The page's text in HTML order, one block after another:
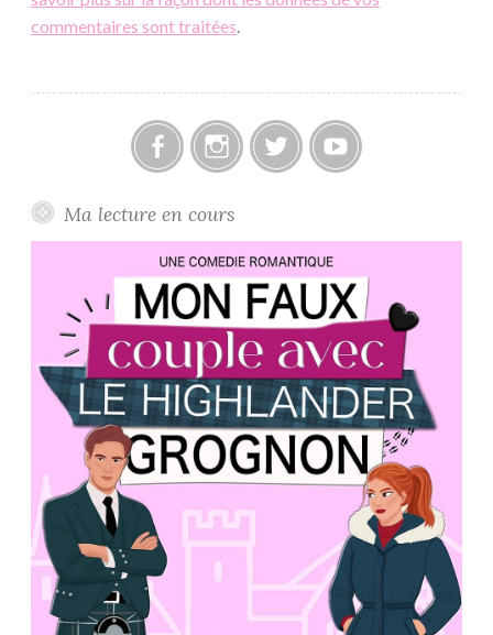
commentaires sont traitées
Ma lecture en cours